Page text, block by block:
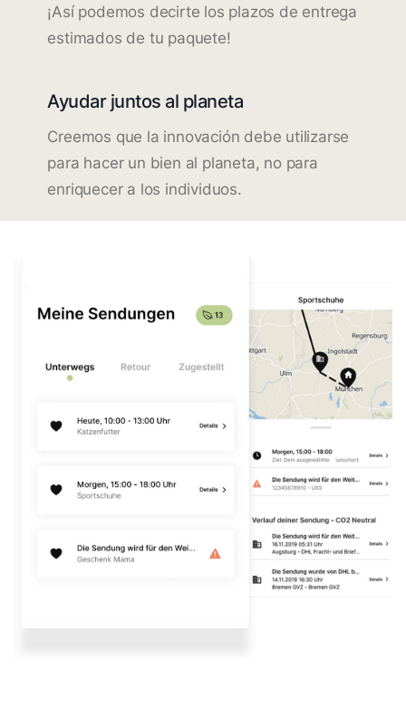
¡Así podemos decirte los plazos de entrega
estimados de tu paquete!
Ayudar juntos al planeta
Creemos que la innovación debe utilizarse
para hacer un bien al planeta, no para
enriquecer a los individuos.